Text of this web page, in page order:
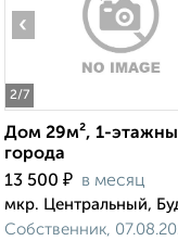
2/7
‹
Дом 29м², 1-
города
13 500 ₽ в месяц
мкр. Центральный,
Собственник,